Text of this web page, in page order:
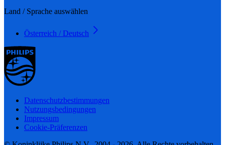
Land / Sprache auswählen
Österreich / Deutsch
Datenschutzbestimmungen
Nutzungsbedingungen
Impressum
Cookie-Präferenzen